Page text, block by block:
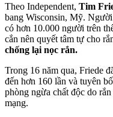
Theo Independent, Tim
bang Wisconsin, Mỹ.
có hơn 10.000 người trên
cắn nên quyết tâm tự cho
chống lại nọc rắn.
Trong 16 năm qua, Friede
đến hơn 160 lần và tuyên
phòng ngừa chất độc do
mạng.